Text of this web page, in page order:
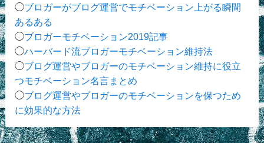
◯ブロガーがブログ運営でモチベーション上がる瞬間
あるある
◯ブロガーモチベーション2019記事
◯ハーバード流ブロガーモチベーション維持法
◯ブログ運営やブロガーのモチベーション維持に役立
つモチベーション名言まとめ
◯ブログ運営やブロガーのモチベーションを保つため
に効果的な方法